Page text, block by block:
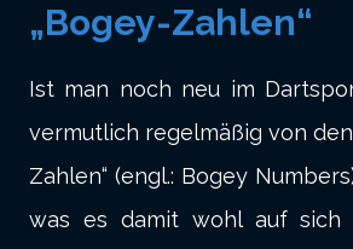
„Bogey-Zahlen“
Ist man noch neu im
vermutlich regelmäßig von
Zahlen“ (engl.: Bogey
was es damit wohl auf sich